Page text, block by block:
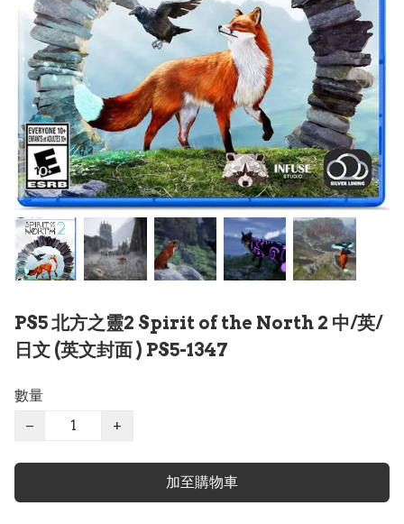
PS5 北方之靈2 Spirit of the North 2 中/英/
日文 (英文封面 ) PS5-1347
數量
−
+
加至購物車